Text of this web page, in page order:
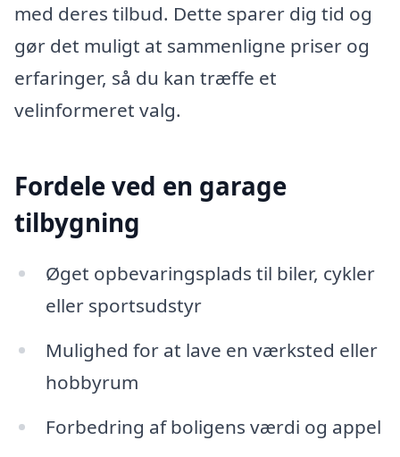
med deres tilbud. Dette sparer dig tid og
gør det muligt at sammenligne priser og
erfaringer, så du kan træffe et
velinformeret valg.
Fordele ved en garage
tilbygning
Øget opbevaringsplads til biler, cykler
eller sportsudstyr
Mulighed for at lave en værksted eller
hobbyrum
Forbedring af boligens værdi og appel